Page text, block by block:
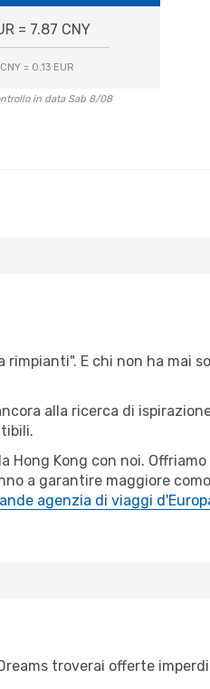
= 7.87 CNY
= 0.13 EUR
in data Sab 8/08
E chi non ha mai
alla ricerca di
Kong con noi.
a garantire maggiore
agenzia di viaggi
troverai offerte